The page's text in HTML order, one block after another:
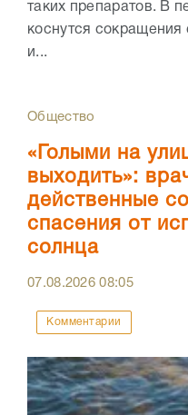
таких препаратов. В
коснутся сокращения
и...
Общество
«Голыми на
выходить»:
действенные
спасения от
солнца
07.08.202608:05
Комментарии